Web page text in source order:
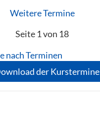
Weitere Termine
Seite 1 von 18
nach Terminen
der Kurstermine